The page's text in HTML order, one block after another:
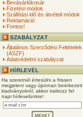
Bevásárlókosár
Fizetési módok
Szállítási idő és átvételi módok
Reklamáció
Fontos!
Általános Szerződési Feltételek
(ÁSZF)
Adatvédelmi szabályzat
Ha szeretnél értesülni a frissen
megjelent vagy újonnan beérkezett
kiadványokról, akkor iratkozz fel
napi hírlevelünkre!